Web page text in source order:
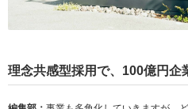
理念共感型採用で、100億円企